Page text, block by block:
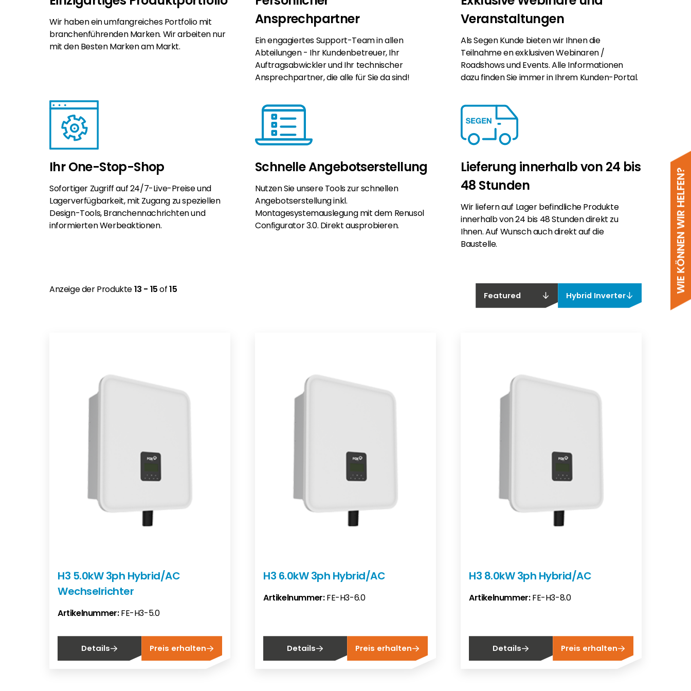
WIE KÖNNEN WIR HELFEN?
Wir haben ein umfangreiches Portfolio mit
branchenführenden Marken. Wir arbeiten nur
mit den Besten Marken am Markt.
Ansprechpartner
Ein engagiertes Support-Team in allen
Abteilungen - Ihr Kundenbetreuer, Ihr
Auftragsabwickler und Ihr technischer
Ansprechpartner, die alle für Sie da sind!
Veranstaltungen
Als Segen Kunde bieten wir Ihnen die
Teilnahme en exklusiven Webinaren /
Roadshows und Events. Alle Informationen
dazu finden Sie immer in Ihrem Kunden-Portal.
Ihr One-Stop-Shop
Sofortiger Zugriff auf 24/7-Live-Preise und
Lagerverfügbarkeit, mit Zugang zu speziellen
Design-Tools, Branchennachrichten und
informierten Werbeaktionen.
Schnelle Angebotserstellung
Nutzen Sie unsere Tools zur schnellen
Angebotserstellung inkl.
Montagesystemauslegung mit dem Renusol
Configurator 3.0. Direkt ausprobieren.
Lieferung innerhalb von 24 bis
48 Stunden
Wir liefern auf Lager befindliche Produkte
innerhalb von 24 bis 48 Stunden direkt zu
Ihnen. Auf Wunsch auch direkt auf die
Baustelle.
Anzeige der Produkte13 - 15of15
Featured Hybrid Inverter
H3 5.0kW 3ph Hybrid/AC
Wechselrichter
Artikelnummer:FE-H3-5.0
Details Preis erhalten
H3 6.0kW 3ph Hybrid/AC
Artikelnummer:FE-H3-6.0
Details Preis erhalten
H3 8.0kW 3ph Hybrid/AC
Artikelnummer:FE-H3-8.0
Details Preis erhalten